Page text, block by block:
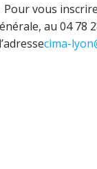
vous
au 04 78
cima-